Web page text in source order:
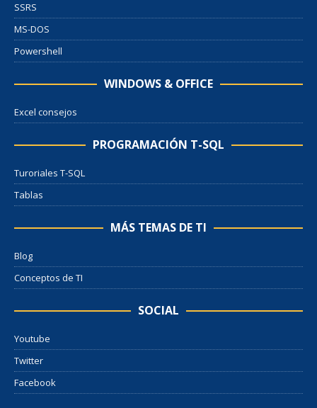
SSRS
MS-DOS
Powershell
WINDOWS & OFFICE
Excel consejos
PROGRAMACIÓN T-SQL
Turoriales T-SQL
Tablas
MÁS TEMAS DE TI
Blog
Conceptos de TI
SOCIAL
Youtube
Twitter
Facebook